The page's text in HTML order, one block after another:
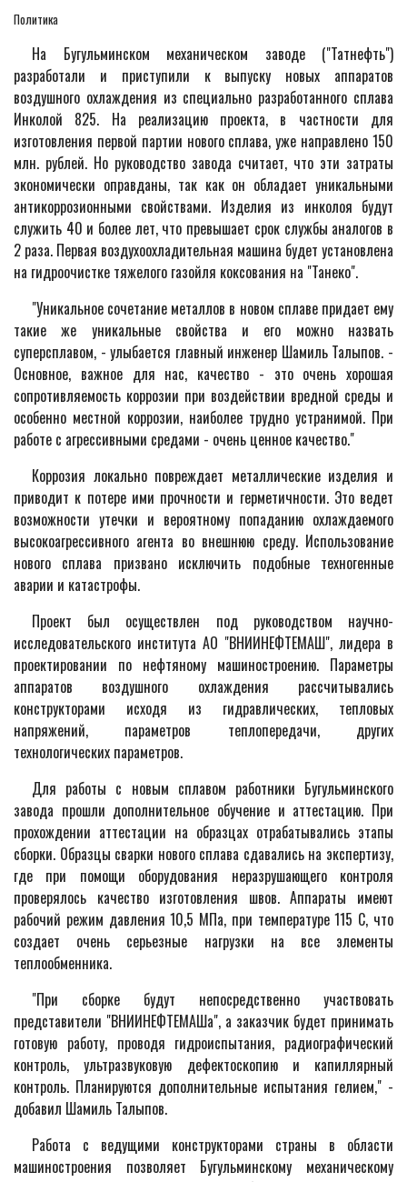
Политика
На Бугульминском механическом заводе ("Татнефть")
разработали и приступили к выпуску новых аппаратов
воздушного охлаждения из специально разработанного сплава
Инколой 825. На реализацию проекта, в частности для
изготовления первой партии нового сплава, уже направлено 150
млн. рублей. Но руководство завода считает, что эти затраты
экономически оправданы, так как он обладает уникальными
антикоррозионными свойствами. Изделия из инколоя будут
служить 40 и более лет, что превышает срок службы аналогов в
2 раза. Первая воздухоохладительная машина будет установлена
на гидроочистке тяжелого газойля коксования на "Танеко".
"Уникальное сочетание металлов в новом сплаве придает ему
такие же уникальные свойства и его можно назвать
суперсплавом, - улыбается главный инженер Шамиль Талыпов. -
Основное, важное для нас, качество - это очень хорошая
сопротивляемость коррозии при воздействии вредной среды и
особенно местной коррозии, наиболее трудно устранимой. При
работе с агрессивными средами - очень ценное качество."
Коррозия локально повреждает металлические изделия и
приводит к потере ими прочности и герметичности. Это ведет
возможности утечки и вероятному попаданию охлаждаемого
высокоагрессивного агента во внешнюю среду. Использование
нового сплава призвано исключить подобные техногенные
аварии и катастрофы.
Проект был осуществлен под руководством научно-
исследовательского института АО "ВНИИНЕФТЕМАШ", лидера в
проектировании по нефтяному машиностроению. Параметры
аппаратов воздушного охлаждения рассчитывались
конструкторами исходя из гидравлических, тепловых
напряжений, параметров теплопередачи, других
технологических параметров.
Для работы с новым сплавом работники Бугульминского
завода прошли дополнительное обучение и аттестацию. При
прохождении аттестации на образцах отрабатывались этапы
сборки. Образцы сварки нового сплава сдавались на экспертизу,
где при помощи оборудования неразрушающего контроля
проверялось качество изготовления швов. Аппараты имеют
рабочий режим давления 10,5 МПа, при температуре 115 С, что
создает очень серьезные нагрузки на все элементы
теплообменника.
"При сборке будут непосредственно участвовать
представители "ВНИИНЕФТЕМАШа", а заказчик будет принимать
готовую работу, проводя гидроиспытания, радиографический
контроль, ультразвуковую дефектоскопию и капиллярный
контроль. Планируются дополнительные испытания гелием," -
добавил Шамиль Талыпов.
Работа с ведущими конструкторами страны в области
машиностроения позволяет Бугульминскому механическому